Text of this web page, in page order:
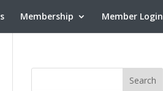
Membership Member Login